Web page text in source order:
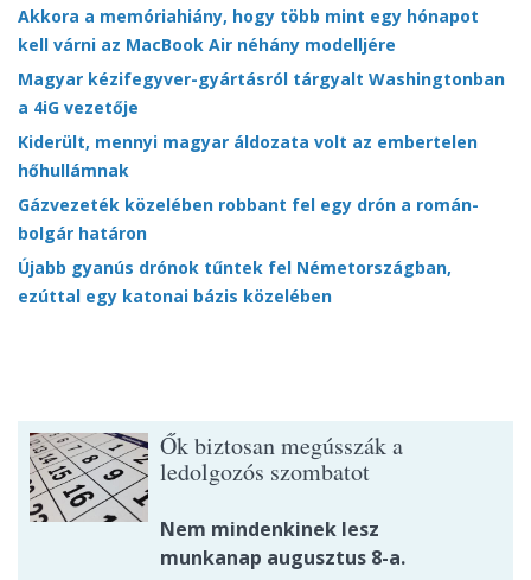
Akkora a memóriahiány, hogy több mint egy hónapot
kell várni az MacBook Air néhány modelljére
Magyar kézifegyver-gyártásról tárgyalt Washingtonban
a 4iG vezetője
Kiderült, mennyi magyar áldozata volt az embertelen
hőhullámnak
Gázvezeték közelében robbant fel egy drón a román-
bolgár határon
Újabb gyanús drónok tűntek fel Németországban,
ezúttal egy katonai bázis közelében
Ők biztosan megússzák a
ledolgozós szombatot
Nem mindenkinek lesz
munkanap augusztus 8-a.